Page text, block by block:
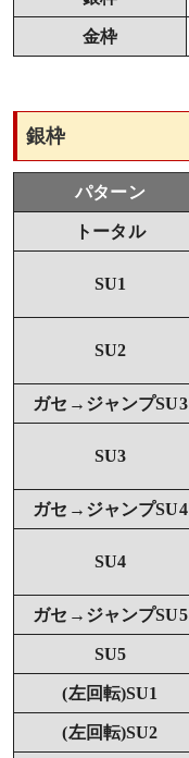
金枠
銀枠
パターン
トータル
SU1
SU2
ガセ→ジャンプSU3
SU3
ガセ→ジャンプSU4
SU4
ガセ→ジャンプSU5
SU5
(左回転)SU1
(左回転)SU2